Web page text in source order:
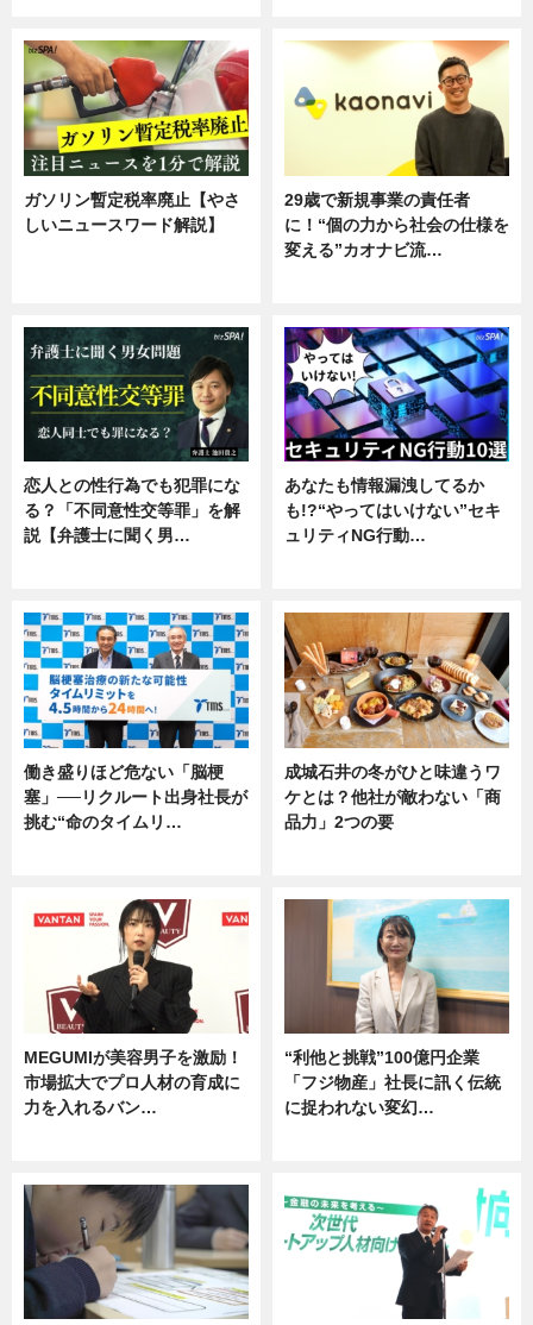
ガソリン暫定税率廃止【やさ
しいニュースワード解説】
29歳で新規事業の責任者
に！“個の力から社会の仕様を
変える”カオナビ流…
恋人との性行為でも犯罪にな
る？「不同意性交等罪」を解
説【弁護士に聞く男…
あなたも情報漏洩してるか
も!?“やってはいけない”セキ
ュリティNG行動…
働き盛りほど危ない「脳梗
塞」──リクルート出身社長が
挑む“命のタイムリ…
成城石井の冬がひと味違うワ
ケとは？他社が敵わない「商
品力」2つの要
MEGUMIが美容男子を激励！
市場拡大でプロ人材の育成に
力を入れるバン…
“利他と挑戦”100億円企業
「フジ物産」社長に訊く伝統
に捉われない変幻…